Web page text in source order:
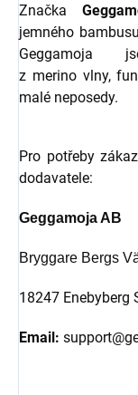
Značka
jemného
Geggamoja
z merino vlny,
malé neposedy.
Pro potřeby
dodavatele:
Geggamoja AB
Bryggare Bergs
18247 Enebyberg
Email: